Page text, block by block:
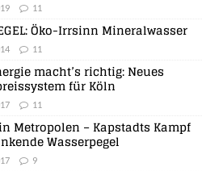
11
Öko-Irrsinn Mineralwasser
11
macht’s richtig: Neues
für Köln
11
Metropolen – Kapstadts Kampf
Wasserpegel
9